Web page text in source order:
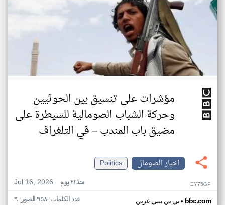
مؤشرات على تنسيق بين الحوثيين
وحركة الشباب الصومالية للسيطرة على
مضيق باب المندب – في التلغراف
اخبار الصومال
Politics
Jul 16, 2026
منذ ٢١ يوم EY75GP
بي بي سي عربي• bbc.com عدد الكلمات: ٩٥٨ الصور: ٩